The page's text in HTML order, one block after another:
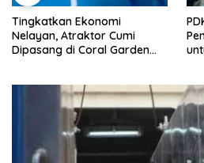
PDKT Danau Tempe :
Pendekatan Kearifan Lokal
untuk Keberlanjutan Sumber